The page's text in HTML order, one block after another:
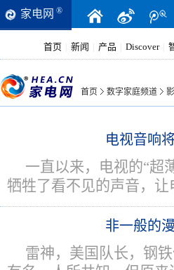
家电网 ®
首页 新闻 产品 Discover
首页 数字家庭频道
电视音响
一直以来，电视的“超
牺牲了看不见的声音，
非一般的
雷神，美国队长，钢